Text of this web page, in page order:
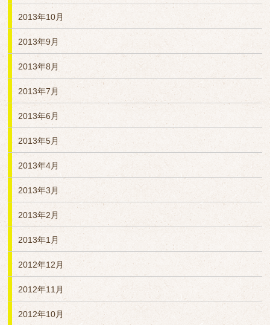
2013年10月
2013年9月
2013年8月
2013年7月
2013年6月
2013年5月
2013年4月
2013年3月
2013年2月
2013年1月
2012年12月
2012年11月
2012年10月